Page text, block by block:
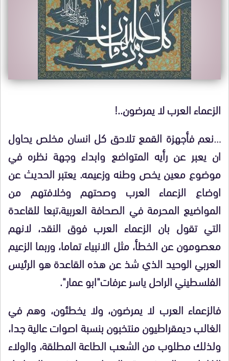
الزعماء العرب لا يمرضون..!
…نعم فأجهزة القمع تلاحق كل انسان مخلص يحاول
ان يعبر عن رأيه المتواضع وابداء وجهة نظره في
موضوع معين يخص وطنه وزعيمه. يعتبر الحديث عن
اوضاع الزعماء العرب وصحتهم وخلافتهم من
المواضيع المحرمة في الصحافة العربية،تبعا للقاعدة
التي تقول بان الزعماء العرب فوق النقد، لانهم
معصومون عن الخطأ، مثل الانبياء تماما، وربما الزعيم
العربي الوحيد الذي شذ عن هذه القاعدة هو الرئيس
الفلسطيني الراحل ياسر عرفات"ابو عمار".
فالزعماء العرب لا يمرضون، ولا يخطئون، وهم في
الغالب ديمقراطيون منتخبون بنسبة اصوات عالية جدا،
ولذلك مطلوب من الشعب الطاعة المطلقة، والولاء